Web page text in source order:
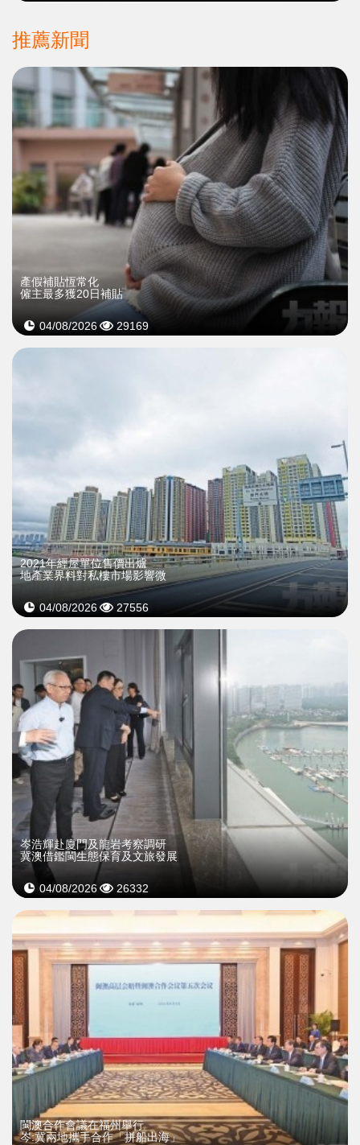
推薦新聞
產假補貼恆常化
僱主最多獲20日補貼
04/08/2026 29169
2021年經屋單位售價出爐
地產業界料對私樓市場影響微
04/08/2026 27556
岑浩輝赴廈門及龍岩考察調研
冀澳借鑑閩生態保育及文旅發展
04/08/2026 26332
閩澳合作會議在福州舉行
岑:冀兩地攜手合作「拼船出海」